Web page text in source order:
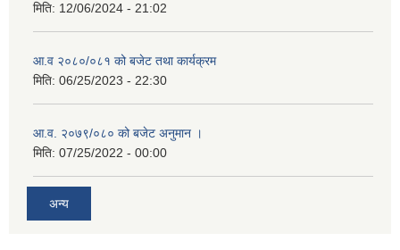
मिति: 12/06/2024 - 21:02
आ.व २०८०/०८१ को बजेट तथा कार्यक्रम
मिति: 06/25/2023 - 22:30
आ.व. २०७९/०८० को बजेट अनुमान ।
मिति: 07/25/2022 - 00:00
अन्य